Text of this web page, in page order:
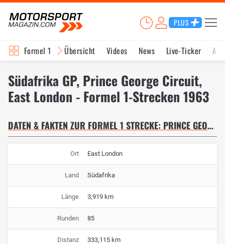
PLUS
Formel 1 Übersicht Videos News Live-Ticker
Südafrika GP, Prince George Circuit,
East London - Formel 1-Strecken 1963
DATEN & FAKTEN ZUR FORMEL 1 STRECKE: PRINCE GEORGE CIRCUIT
Ort East London
Land Südafrika
Länge 3,919 km
Runden 85
Distanz 333,115 km